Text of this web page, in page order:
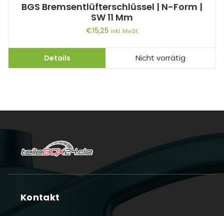
BGS Bremsentlüfterschlüssel | N-Form |
SW 11 Mm
€15,25 inkl. MwSt.
Details Nicht vorrätig
Kontakt